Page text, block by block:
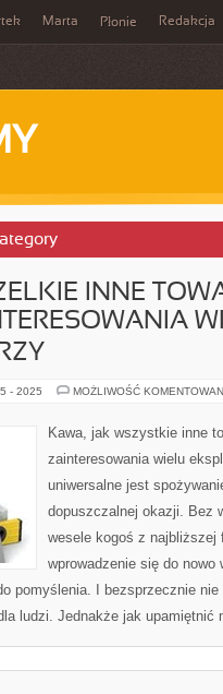
Marta Płonie Redakcja
INNE
- 2025 MOŻLIWOŚĆ
Kawa, jak wszystkie inne
zainteresowania wielu
uniwersalne jest
dopuszczalnej okazji. Bez
wesele kogoś z najbliższej
wprowadzenie się do
pomyślenia. I bezsprzecznie
ludzi. Jednakże jak